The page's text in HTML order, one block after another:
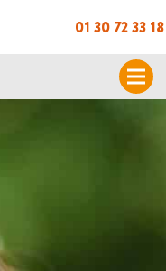
01 30 72 33 18